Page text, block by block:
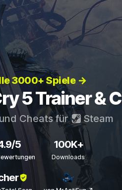
3000+ Spiele →
5 Trainer &
Cheats für Steam
5 100K+
Downloads